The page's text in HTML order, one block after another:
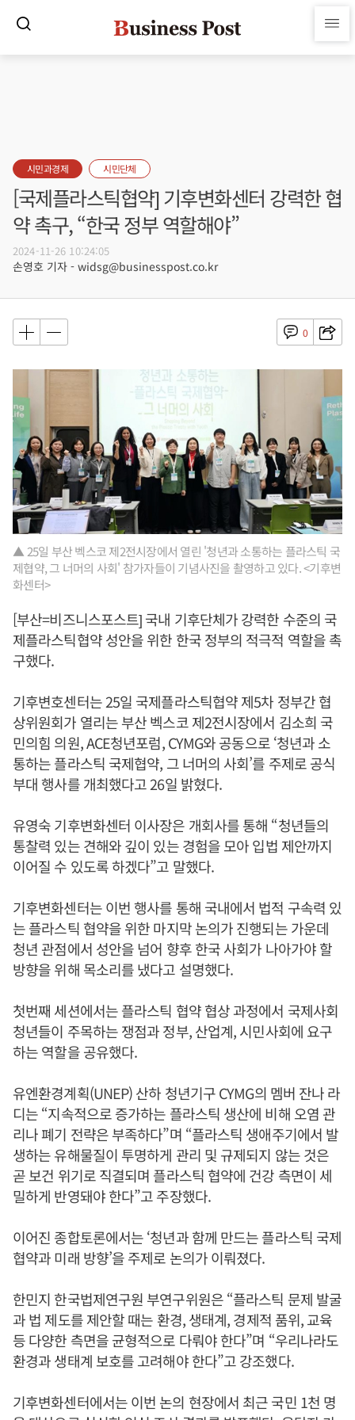
시민과경제 시민단체
[국제플라스틱협약] 기후변화센터 강력한 협
약 촉구, “한국 정부 역할해야”
2024-11-26 10:24:05
손영호 기자 - widsg@businesspost.co.kr
0
▲ 25일 부산 벡스코 제2전시장에서 열린 '청년과 소통하는 플라스틱 국
제협약, 그 너머의 사회' 참가자들이 기념사진을 촬영하고 있다. <기후변
화센터>
[부산=비즈니스포스트] 국내 기후단체가 강력한 수준의 국
제플라스틱협약 성안을 위한 한국 정부의 적극적 역할을 촉
구했다.
기후변호센터는 25일 국제플라스틱협약 제5차 정부간 협
상위원회가 열리는 부산 벡스코 제2전시장에서 김소희 국
민의힘 의원, ACE청년포럼, CYMG와 공동으로 ‘청년과 소
통하는 플라스틱 국제협약, 그 너머의 사회’를 주제로 공식
부대 행사를 개최했다고 26일 밝혔다.
유영숙 기후변화센터 이사장은 개회사를 통해 “청년들의
통찰력 있는 견해와 깊이 있는 경험을 모아 입법 제안까지
이어질 수 있도록 하겠다”고 말했다.
기후변화센터는 이번 행사를 통해 국내에서 법적 구속력 있
는 플라스틱 협약을 위한 마지막 논의가 진행되는 가운데
청년 관점에서 성안을 넘어 향후 한국 사회가 나아가야 할
방향을 위해 목소리를 냈다고 설명했다.
첫번째 세션에서는 플라스틱 협약 협상 과정에서 국제사회
청년들이 주목하는 쟁점과 정부, 산업계, 시민사회에 요구
하는 역할을 공유했다.
유엔환경계획(UNEP) 산하 청년기구 CYMG의 멤버 잔나 라
디는 “지속적으로 증가하는 플라스틱 생산에 비해 오염 관
리나 폐기 전략은 부족하다”며 “플라스틱 생애주기에서 발
생하는 유해물질이 투명하게 관리 및 규제되지 않는 것은
곧 보건 위기로 직결되며 플라스틱 협약에 건강 측면이 세
밀하게 반영돼야 한다”고 주장했다.
이어진 종합토론에서는 ‘청년과 함께 만드는 플라스틱 국제
협약과 미래 방향’을 주제로 논의가 이뤄졌다.
한민지 한국법제연구원 부연구위원은 “플라스틱 문제 발굴
과 법 제도를 제안할 때는 환경, 생태계, 경제적 품위, 교육
등 다양한 측면을 균형적으로 다뤄야 한다”며 “우리나라도
환경과 생태계 보호를 고려해야 한다”고 강조했다.
기후변화센터에서는 이번 논의 현장에서 최근 국민 1천 명